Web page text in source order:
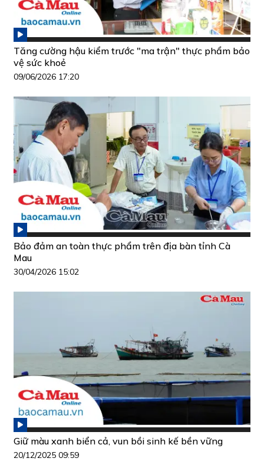
Tăng cường hậu kiểm trước "ma trận" thực phẩm bảo
vệ sức khoẻ
09/06/2026 17:20
Bảo đảm an toàn thực phẩm trên địa bàn tỉnh Cà
Mau
30/04/2026 15:02
Giữ màu xanh biển cả, vun bồi sinh kế bền vững
20/12/2025 09:59